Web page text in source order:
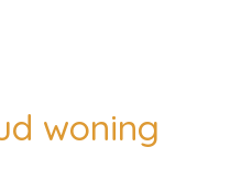
woning